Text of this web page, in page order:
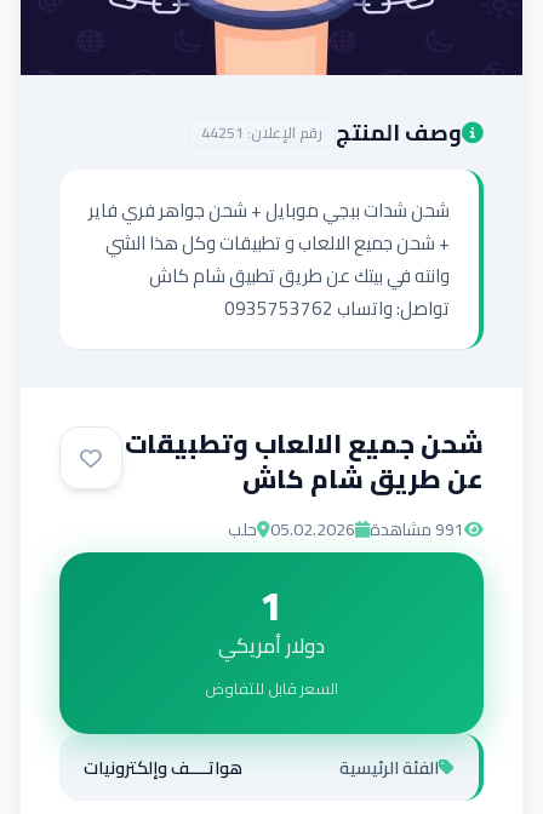
وصف المنتج رقم الإعلان: 44251
شحن شدات ببجي موبايل + شحن جواهر فري فاير
تواصل: واتساب 0935753762
شحن جميع الالعاب وتطبيقات
عن طريق شام كاش
991مشاهدة 05.02.2026 حلب
1
دولار أمريكي
السعر قابل للتفاوض
الفئة الرئيسية هواتــــف وإلكترونيات